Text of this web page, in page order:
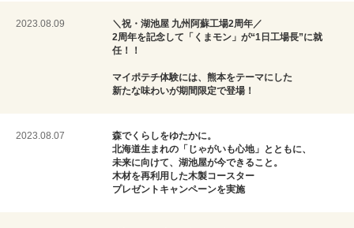
2023.08.09
＼祝・湖池屋 九州阿蘇工場2周年／
2周年を記念して「くまモン」が“1日工場長”に就
任！！
マイポテチ体験には、熊本をテーマにした
新たな味わいが期間限定で登場！
2023.08.07
森でくらしをゆたかに。
北海道生まれの「じゃがいも心地」とともに、
未来に向けて、湖池屋が今できること。
木材を再利用した木製コースター
プレゼントキャンペーンを実施